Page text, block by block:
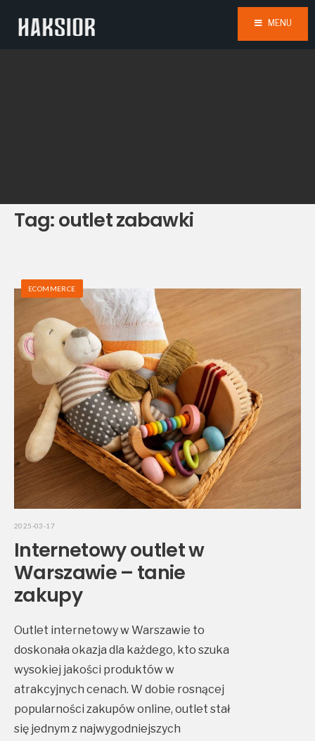
MENU
Tag:outlet zabawki
ECOMMERCE
2025-03-17
Internetowy outlet w
Warszawie – tanie
zakupy
Outlet internetowy w Warszawie to
doskonała okazja dla każdego, kto szuka
wysokiej jakości produktów w
atrakcyjnych cenach. W dobie rosnącej
popularności zakupów online, outlet stał
się jednym z najwygodniejszych